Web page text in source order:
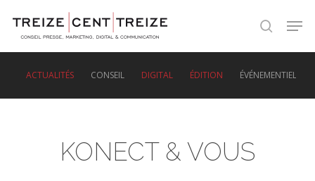
search
ACTUALITÉS CONSEIL DIGITAL ÉDITION ÉVÉNEMENTIEL
KONECT & VOUS